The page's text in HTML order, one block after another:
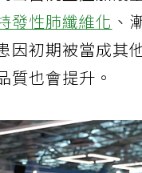
發性肺纖維化 、
因初期被當成其
質也會提升。